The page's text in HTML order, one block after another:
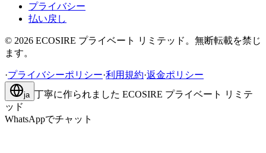
プライバシー
払い戻し
© 2026 ECOSIRE プライベート リミテッド。無断転載を禁じ
ます。
·プライバシーポリシー·利用規約·返金ポリシー
ja 丁寧に作られました ECOSIRE プライベート リミテ
ッド
WhatsAppでチャット